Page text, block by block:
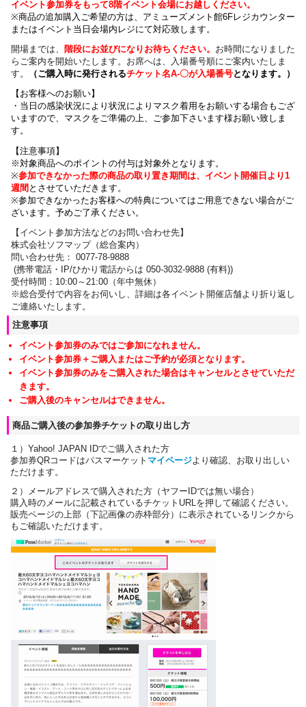
イベント参加券をもって8階イベント会場にお越しください。
※商品の追加購入ご希望の方は、 アミューズメント館6Fレジカウンター
またはイベント当日会場内レジにて対応致します。
開場までは、
階段にお並びになりお待ちください。 お時間になりました
らご案内を開始いたします。お席へは、入場番号順にご案内いたしま
す。
（ご購入時に発行されるチケット名A-〇が入場番号となります。）
【お客様へのお願い】
・ 当日の感染状況により 状況によりマスク着用をお願いする場合もござ
いますので、 マスクをご準備の上、ご参加下さいます様お願い致しま
す。
【注意事項】
※対象商品へのポイントの付与は対象外となります。
※参加できなかった際の商品の取り置き期間は、イベント開催日より1
週間とさせていただきます。
※参加できなかったお客様への特典についてはご用意できない場合がご
ざいます。 予めご了承ください。
【イベント参加方法などのお問い合わせ先】
株式会社ソフマップ（総合案内）
問い合わせ先： 0077-78-9888
(携帯電話・IP/ひかり電話からは 050-3032-9888 (有料))
受付時間：10:00～21:00（年中無休）
※総合受付で内容をお伺いし、詳細は各イベント開催店舗より折り返し
ご連絡いたします。
注意事項
イベント参加券のみではご参加になれません。
イベント参加券＋ご購入またはご予約が必須となります。
イベント参加券のみをご購入された場合はキャンセルとさせていただ
きます。
ご購入後のキャンセルはできません。
商品ご購入後の参加券チケットの取り出し方
１）Yahoo! JAPAN IDでご購入された方
参加券QRコードはパスマーケット マイページより確認、お取り出しい
ただけます。
２）メールアドレスで購入された方（ヤフーIDでは無い場合）
購入時のメールに記載されているチケットURLを押して確認ください。
販売ページの上部（下記画像の赤枠部分）に表示されているリンクから
もご確認いただけます。